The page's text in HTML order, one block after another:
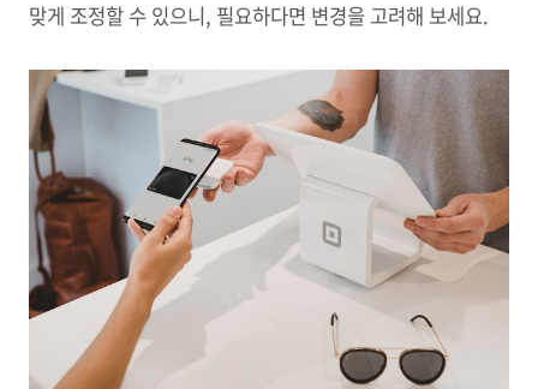
맞게 조정할 수 있으니, 필요하다면 변경을 고려해 보세요.